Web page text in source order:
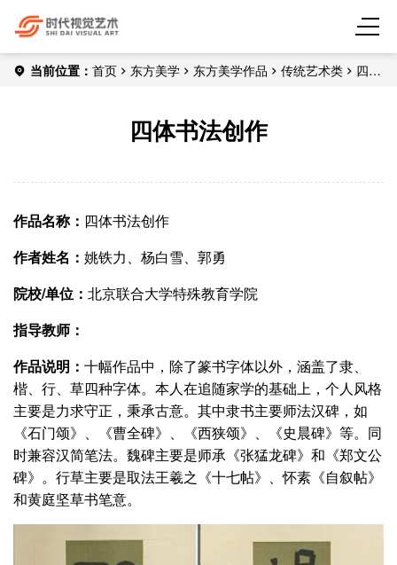
当前位置： 首页 东方美学 东方美学作品 传统艺术类
四体
四体书法创作
作品名称： 四体书法创作
作者姓名： 姚铁力、杨白雪、郭勇
院校/单位： 北京联合大学特殊教育学院
指导教师：
作品说明： 十幅作品中，除了篆书字体以外，涵盖了隶、
楷、行、草四种字体。本人在追随家学的基础上，个人风格
主要是力求守正，秉承古意。其中隶书主要师法汉碑，如
《石门颂》、《曹全碑》、《西狭颂》、《史晨碑》等。同
时兼容汉简笔法。魏碑主要是师承《张猛龙碑》和《郑文公
碑》。行草主要是取法王羲之《十七帖》、怀素《自叙帖》
和黄庭坚草书笔意。